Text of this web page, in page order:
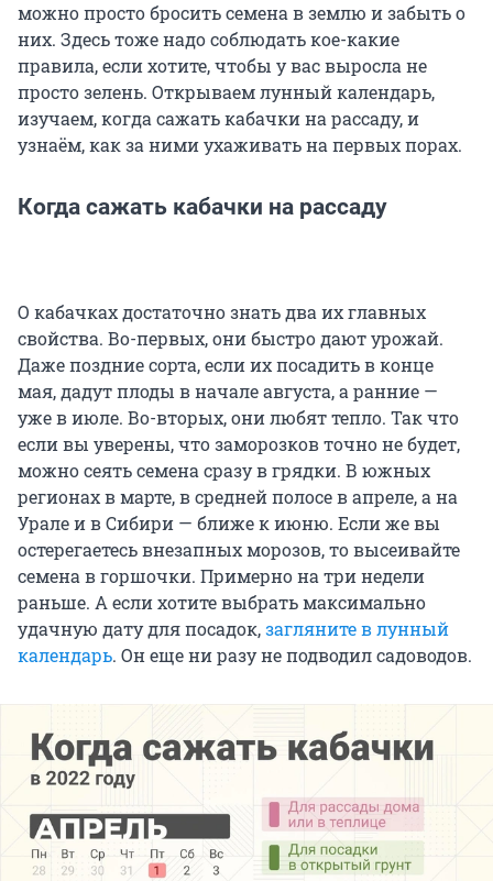
можно просто бросить семена в землю и забыть о
них. Здесь тоже надо соблюдать кое-какие
правила, если хотите, чтобы у вас выросла не
просто зелень. Открываем лунный календарь,
изучаем, когда сажать кабачки на рассаду, и
узнаём, как за ними ухаживать на первых порах.
Когда сажать кабачки на рассаду
О кабачках достаточно знать два их главных
свойства. Во-первых, они быстро дают урожай.
Даже поздние сорта, если их посадить в конце
мая, дадут плоды в начале августа, а ранние —
уже в июле. Во-вторых, они любят тепло. Так что
если вы уверены, что заморозков точно не будет,
можно сеять семена сразу в грядки. В южных
регионах в марте, в средней полосе в апреле, а на
Урале и в Сибири — ближе к июню. Если же вы
остерегаетесь внезапных морозов, то высеивайте
семена в горшочки. Примерно на три недели
раньше. А если хотите выбрать максимально
удачную дату для посадок,загляните в лунный
календарь. Он еще ни разу не подводил садоводов.